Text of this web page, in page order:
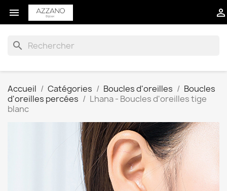
 
search
Accueil Catégories Boucles d'oreilles
Boucles
d'oreilles percées
Lhana - Boucles d'oreilles tige
blanc